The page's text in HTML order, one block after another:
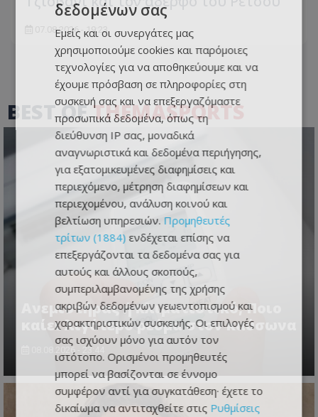
07.08.2026 - 19:23
BEST OFTHEMASPORTS
Ανεμιστήρας ή κλιματιστικό; Ποιο
καίει λιγότερο ρεύμα στον καύσωνα
08.08.2026 - 23:44
δεδομένων σας
Εμείς και οι συνεργάτες μας
χρησιμοποιούμε cookies και παρόμοιες
τεχνολογίες για να αποθηκεύουμε και να
έχουμε πρόσβαση σε πληροφορίες στη
συσκευή σας και να επεξεργαζόμαστε
προσωπικά δεδομένα, όπως τη
διεύθυνση IP σας, μοναδικά
αναγνωριστικά και δεδομένα περιήγησης,
για εξατομικευμένες διαφημίσεις και
περιεχόμενο, μέτρηση διαφημίσεων και
περιεχομένου, ανάλυση κοινού και
βελτίωση υπηρεσιών. Προμηθευτές
τρίτων (1884) ενδέχεται επίσης να
επεξεργάζονται τα δεδομένα σας για
αυτούς και άλλους σκοπούς,
συμπεριλαμβανομένης της χρήσης
ακριβών δεδομένων γεωεντοπισμού και
χαρακτηριστικών συσκευής. Οι επιλογές
σας ισχύουν μόνο για αυτόν τον
ιστότοπο. Ορισμένοι προμηθευτές
μπορεί να βασίζονται σε έννομο
συμφέρον αντί για συγκατάθεση· έχετε το
δικαίωμα να αντιταχθείτε στις Ρυθμίσεις